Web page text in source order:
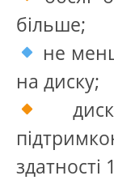
більше;
не
на диску;